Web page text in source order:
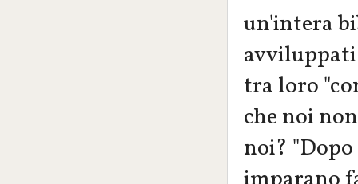
un'intera
tra loro
che noi
noi?